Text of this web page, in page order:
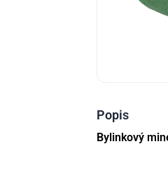
Popis
Bylinkový